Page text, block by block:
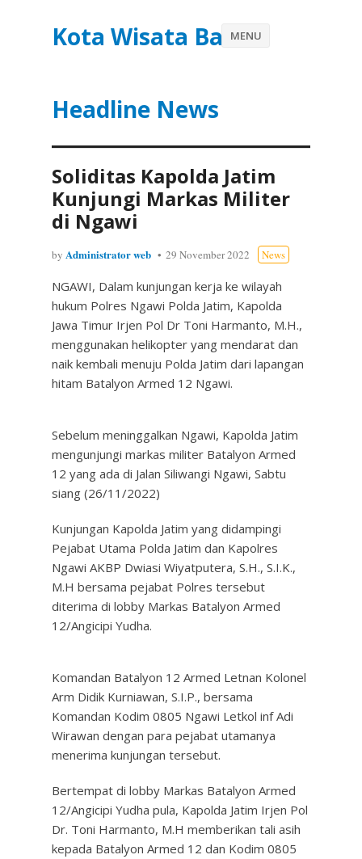
Kota Wisata Batu
Headline News
MENU
Soliditas Kapolda Jatim
Kunjungi Markas Militer
di Ngawi
by Administrator web 29 November 2022 News
NGAWI, Dalam kunjungan kerja ke wilayah
hukum Polres Ngawi Polda Jatim, Kapolda
Jawa Timur Irjen Pol Dr Toni Harmanto, M.H.,
menggunakan helikopter yang mendarat dan
naik kembali menuju Polda Jatim dari lapangan
hitam Batalyon Armed 12 Ngawi.
Sebelum meninggalkan Ngawi, Kapolda Jatim
mengunjungi markas militer Batalyon Armed
12 yang ada di Jalan Siliwangi Ngawi, Sabtu
siang (26/11/2022)
Kunjungan Kapolda Jatim yang didampingi
Pejabat Utama Polda Jatim dan Kapolres
Ngawi AKBP Dwiasi Wiyatputera, S.H., S.I.K.,
M.H bersama pejabat Polres tersebut
diterima di lobby Markas Batalyon Armed
12/Angicipi Yudha.
Komandan Batalyon 12 Armed Letnan Kolonel
Arm Didik Kurniawan, S.I.P., bersama
Komandan Kodim 0805 Ngawi Letkol inf Adi
Wirawan dengan para pejabat utamanya
menerima kunjungan tersebut.
Bertempat di lobby Markas Batalyon Armed
12/Angicipi Yudha pula, Kapolda Jatim Irjen Pol
Dr. Toni Harmanto, M.H memberikan tali asih
kepada Batalyon Armed 12 dan Kodim 0805